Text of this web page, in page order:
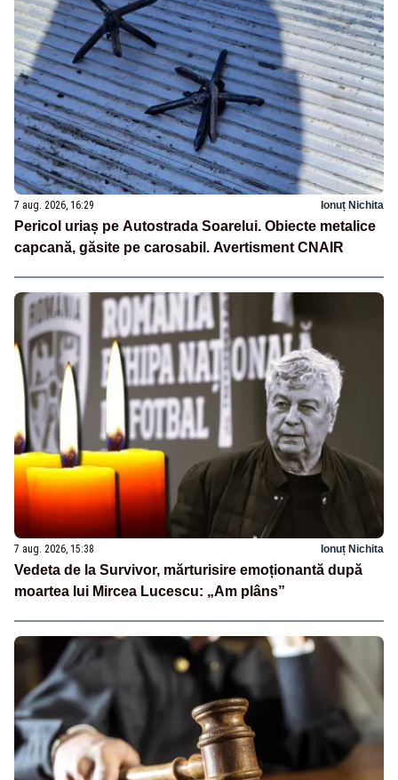
7 aug. 2026, 16:29 Ionuț Nichita
Pericol uriaș pe Autostrada Soarelui. Obiecte metalice
capcană, găsite pe carosabil. Avertisment CNAIR
7 aug. 2026, 15:38 Ionuț Nichita
Vedeta de la Survivor, mărturisire emoționantă după
moartea lui Mircea Lucescu: „Am plâns”